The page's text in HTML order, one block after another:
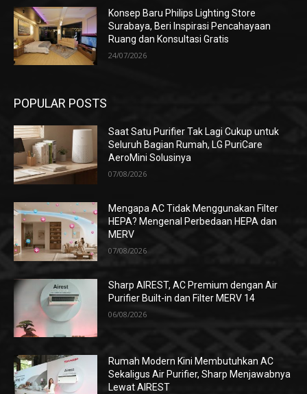
Konsep Baru Philips Lighting Store
Surabaya, Beri Inspirasi Pencahayaan
Ruang dan Konsultasi Gratis
24/07/2026
POPULAR POSTS
Saat Satu Purifier Tak Lagi Cukup untuk
Seluruh Bagian Rumah, LG PuriCare
AeroMini Solusinya
07/08/2026
Mengapa AC Tidak Menggunakan Filter
HEPA? Mengenal Perbedaan HEPA dan
MERV
07/08/2026
Sharp AIREST, AC Premium dengan Air
Purifier Built-in dan Filter MERV 14
06/08/2026
Rumah Modern Kini Membutuhkan AC
Sekaligus Air Purifier, Sharp Menjawabnya
Lewat AIREST